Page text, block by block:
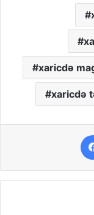
xaricdə
xaricdə